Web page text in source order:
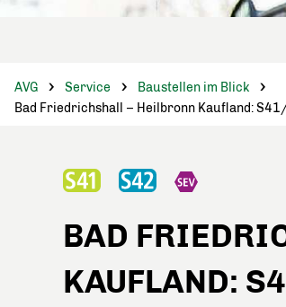
AVG Service
Baustellen im Blick
Bad Friedrichshall – Heilbronn Kaufland:
BAD
KAUFLAND: